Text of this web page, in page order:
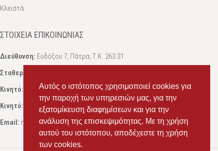
Αυτός ο ιστότοπος χρησιμοποιεί cookies για
την παροχή των υπηρεσιών μας, για την
εξατομίκευση διαφημίσεων και για την
ανάλυση της επισκεψιμότητας. Με τη χρήση
αυτού του ιστότοπου, αποδέχεστε τη χρήση
των cookies.
Κλειστά
ΣΤΟΙΧΕΊΑ ΕΠΙΚΟΙΝΩΝΊΑΣ
Διεύθυνση: Ευδόξου 7, Πάτρα, Τ.Κ. 263 31
Σταθερό:
Κινητό:
69434 75072 , Σαλπόγλου Μαρία
Κινητό:
6946 504787, Σαλπόγλου Στέφανος
Email: ms.packst1@gmail.com